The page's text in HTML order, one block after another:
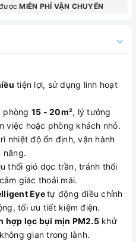
MIỄN PHÍ VẬN CHUYỂN
tiện lợi, sử dụng linh hoạt
phòng 15 - 20m², lý tưởng
việc hoặc phòng khách nhỏ.
nhiệt độ ổn định, vận hành
năng.
thổi gió dọc trần, tránh thổi
giác thoải mái.
Eyetự động điều chỉnh
tối ưu tiết kiệm điện.
hợp lọc bụi mịn PM2.5 khử
gian trong lành.